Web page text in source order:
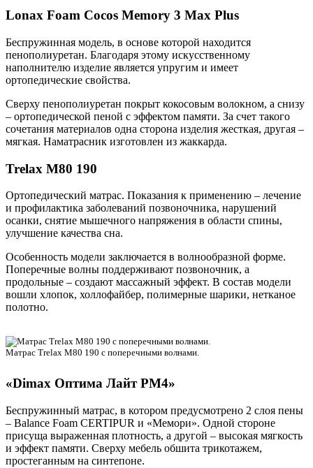
Lonax Foam Cocos Memory 3 Max Plus
Беспружинная модель, в основе которой находится
пенополиуретан. Благодаря этому искусственному
наполнителю изделие является упругим и имеет
ортопедические свойства.
Сверху пенополиуретан покрыт кокосовым волокном, а снизу
– ортопедической пеной с эффектом памяти. За счет такого
сочетания материалов одна сторона изделия жесткая, другая –
мягкая. Наматрасник изготовлен из жаккарда.
Trelax М80 190
Ортопедический матрас. Показания к применению – лечение
и профилактика заболеваний позвоночника, нарушений
осанки, снятие мышечного напряжения в области спины,
улучшение качества сна.
Особенность модели заключается в волнообразной форме.
Поперечные волны поддерживают позвоночник, а
продольные – создают массажный эффект. В состав модели
вошли хлопок, холлофайбер, полимерные шарики, нетканое
полотно.
Матрас Trelax М80 190 с поперечными волнами.
«Dimax Оптима Лайт PM4»
Беспружинный матрас, в котором предусмотрено 2 слоя пены
– Balance Foam CERTIPUR и «Мемори». Одной стороне
присуща выраженная плотность, а другой – высокая мягкость
и эффект памяти. Сверху мебель обшита трикотажем,
простеганным на синтепоне.